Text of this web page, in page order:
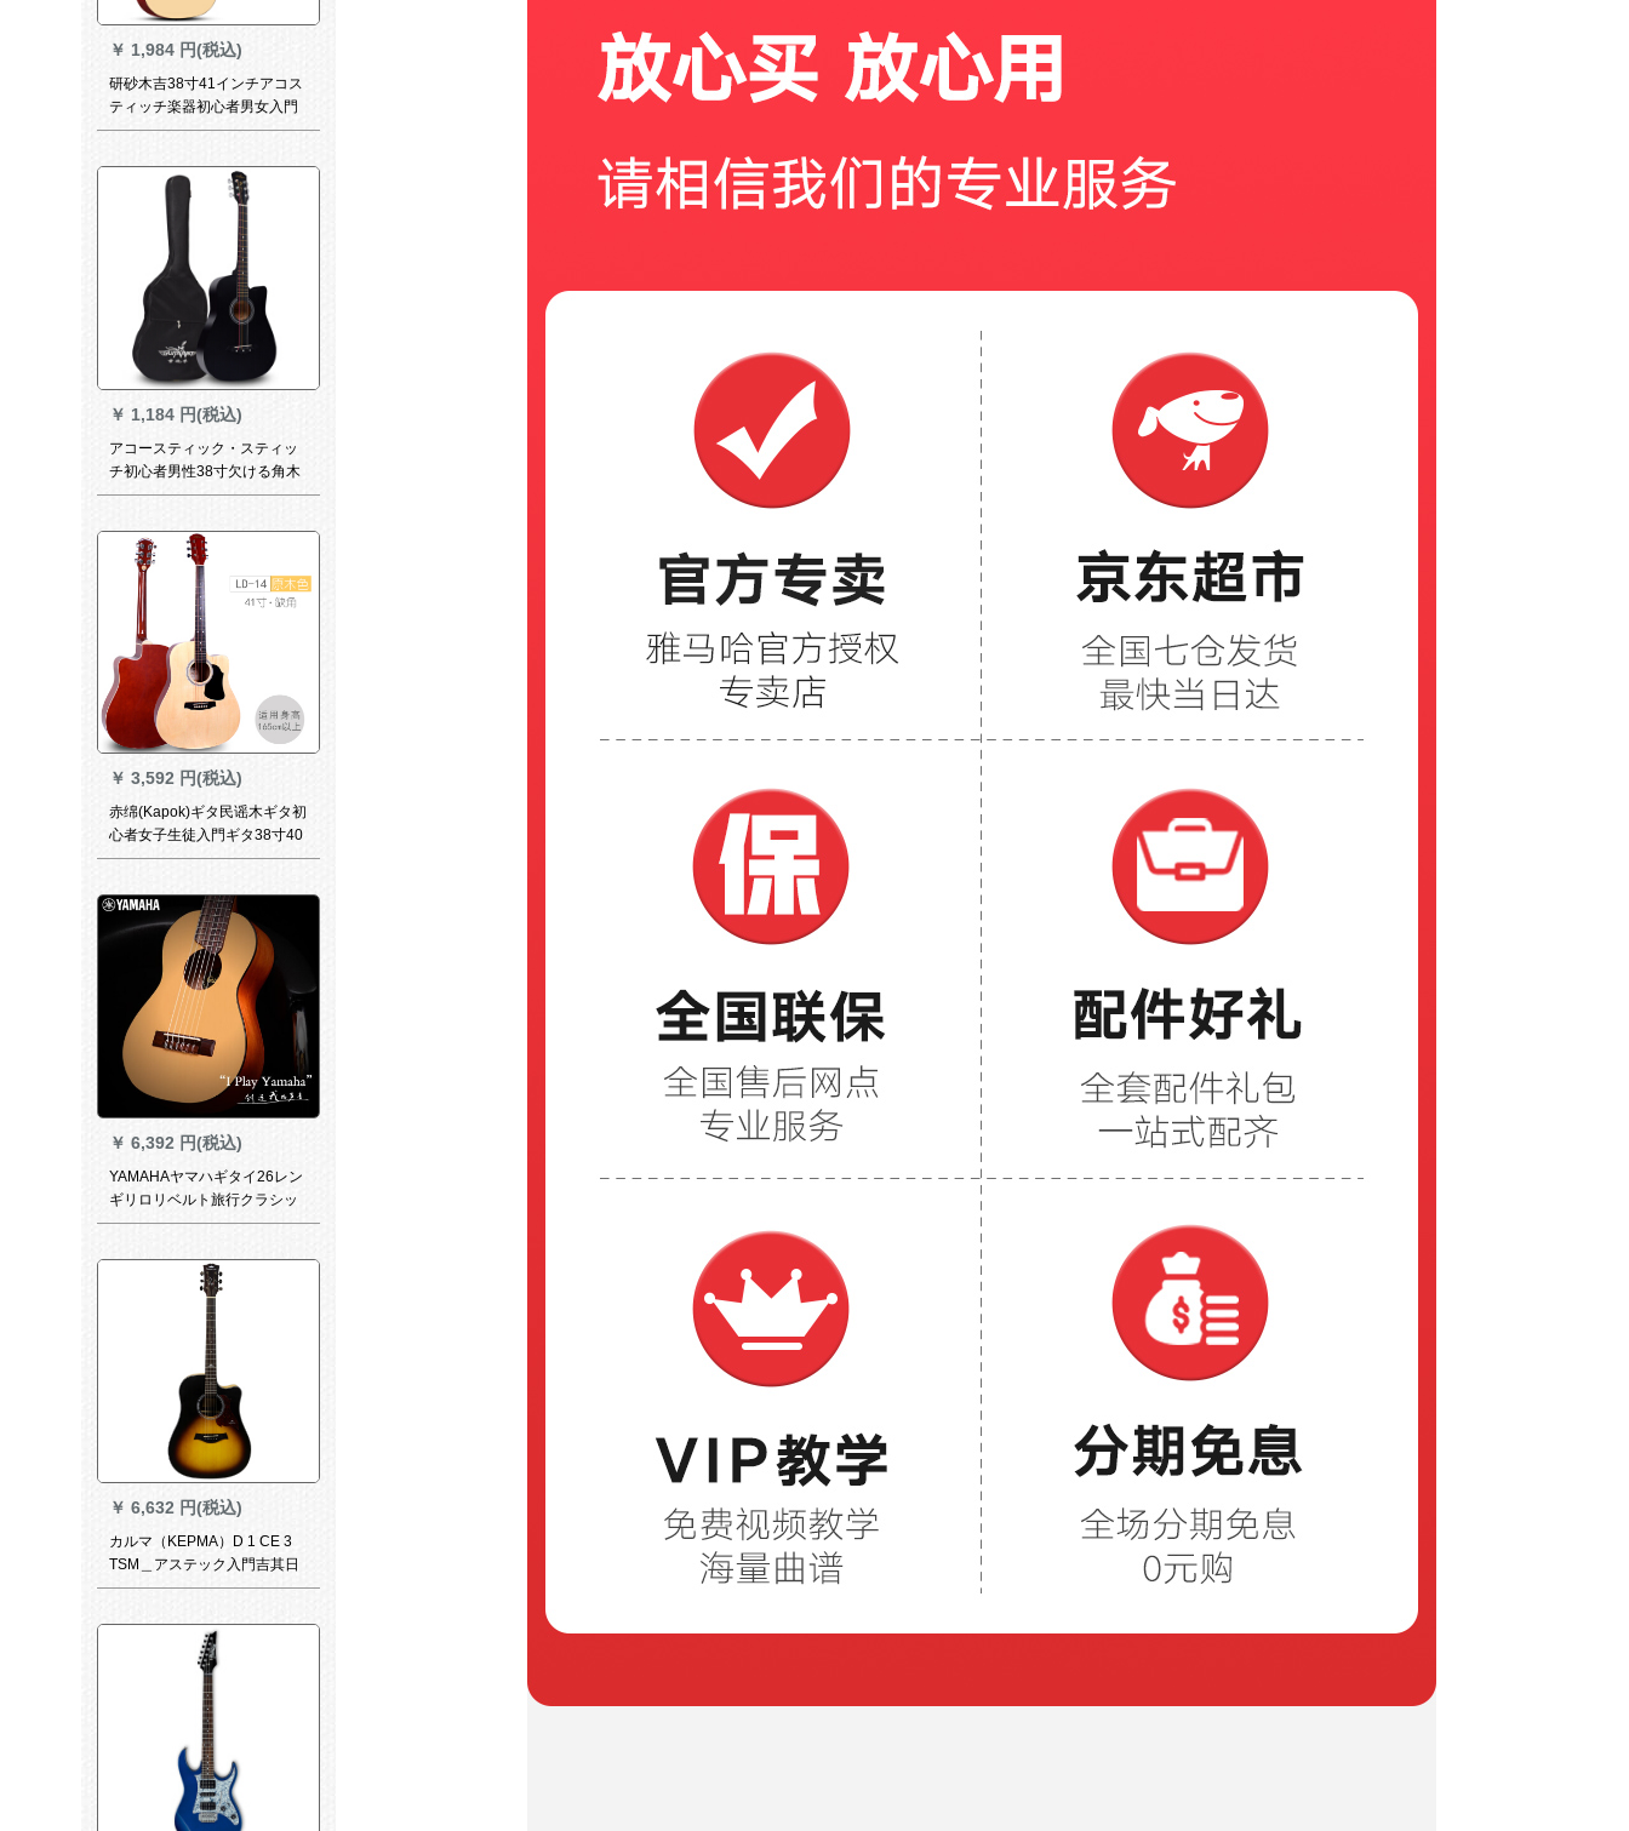
￥ 1,984 円(税込)
研砂木吉38寸41インチアコス
ティッチ楽器初心者男女入門
練習琴ジタ38寸記念版原木色
￥ 1,184 円(税込)
アコースティック・スティッ
チ初心者男性38寸欠ける角木
ギター男女学生款成人旅行ジ
み送る）原木色
￥ 3,592 円(税込)
赤绵(Kapok)ギタ民谣木ギタ初
心者女子生徒入門ギタ38寸40
寸吉その他のギタシングルボ
けています。
￥ 6,392 円(税込)
YAMAHAヤマハギタイ26レン
ギリロリベルト旅行クラシッ
クこどもキGL 1原木色
￥ 6,632 円(税込)
カルマ（KEPMA）D 1 CE 3
TSM＿アステック入門吉其日
没色41インチー